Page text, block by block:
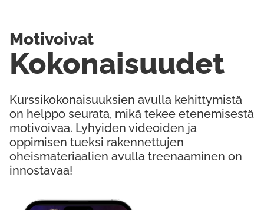
Kurssikokonaisuuksien avulla kehittymistä
on helppo seurata, mikä tekee etenemisestä
motivoivaa. Lyhyiden videoiden ja
oppimisen tueksi rakennettujen
oheismateriaalien avulla treenaaminen on
innostavaa!
Kokonaisuudet
Motivoivat